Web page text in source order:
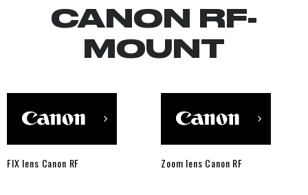
CANON RF-
MOUNT
FIX lens Canon RF Zoom lens Canon RF